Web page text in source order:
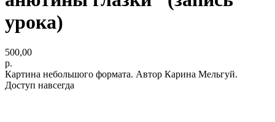
урока)
500,00
р.
Картина небольшого формата. Автор Карина Мельгуй.
Доступ навсегда